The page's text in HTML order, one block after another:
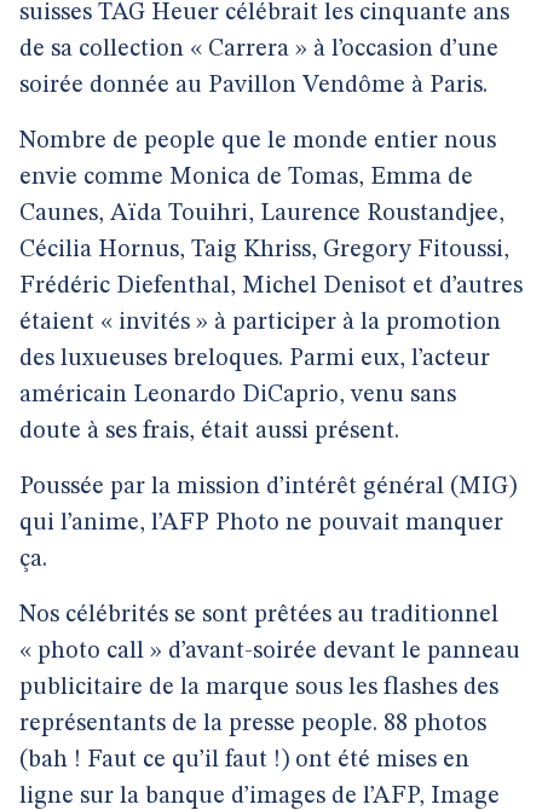
suisses TAG Heuer célébrait les cinquante ans
de sa collection « Carrera » à l’occasion d’une
soirée donnée au Pavillon Vendôme à Paris.
Nombre de people que le monde entier nous
envie comme Monica de Tomas, Emma de
Caunes, Aïda Touihri, Laurence Roustandjee,
Cécilia Hornus, Taig Khriss, Gregory Fitoussi,
Frédéric Diefenthal, Michel Denisot et d’autres
étaient « invités » à participer à la promotion
des luxueuses breloques. Parmi eux, l’acteur
américain Leonardo DiCaprio, venu sans
doute à ses frais, était aussi présent.
Poussée par la mission d’intérêt général (MIG)
qui l’anime, l’AFP Photo ne pouvait manquer
ça.
Nos célébrités se sont prêtées au traditionnel
« photo call » d’avant-soirée devant le panneau
publicitaire de la marque sous les flashes des
représentants de la presse people. 88 photos
(bah ! Faut ce qu’il faut !) ont été mises en
ligne sur la banque d’images de l’AFP, Image